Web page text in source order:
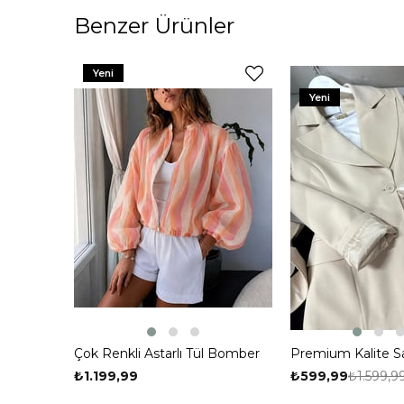
Benzer Ürünler
Çok Renkli Astarlı Tül Bomber
Ceket Turuncu
₺1.199,99
Yeni
Premium Kalite
Pera Blazer Ceket
₺599,99
%63
Yeni